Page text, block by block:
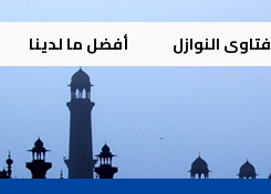
فتاوى النوازل أفضل ما لدينا